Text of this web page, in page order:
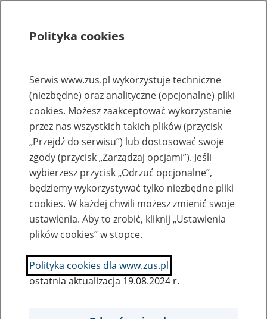
Rejestry, ewidencje i archiwa
Baza zlikwidowanych lub
przekształconych zakładów pracy
Nazwa zakładu pracy:
SZUKAJ
Polityka cookies
Serwis www.zus.pl wykorzystuje techniczne
(niezbędne) oraz analityczne (opcjonalne) pliki
cookies. Możesz zaakceptować wykorzystanie
przez nas wszystkich takich plików (przycisk
„Przejdź do serwisu”) lub dostosować swoje
zgody (przycisk „Zarządzaj opcjami”). Jeśli
wybierzesz przycisk „Odrzuć opcjonalne”,
będziemy wykorzystywać tylko niezbędne pliki
cookies. W każdej chwili możesz zmienić swoje
ustawienia. Aby to zrobić, kliknij „Ustawienia
plików cookies” w stopce.
Polityka cookies dla www.zus.pl
ostatnia aktualizacja 19.08.2024 r.